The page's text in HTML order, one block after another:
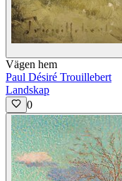
Vägen hem
Paul Désiré Trouillebert
Landskap
0